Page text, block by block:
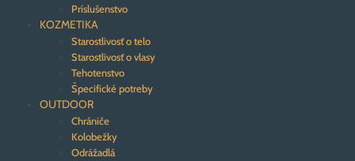
Príslušenstvo
KOZMETIKA
Starostlivosť o telo
Starostlivosť o vlasy
Tehotenstvo
Špecifické potreby
OUTDOOR
Chrániče
Kolobežky
Odrážadlá